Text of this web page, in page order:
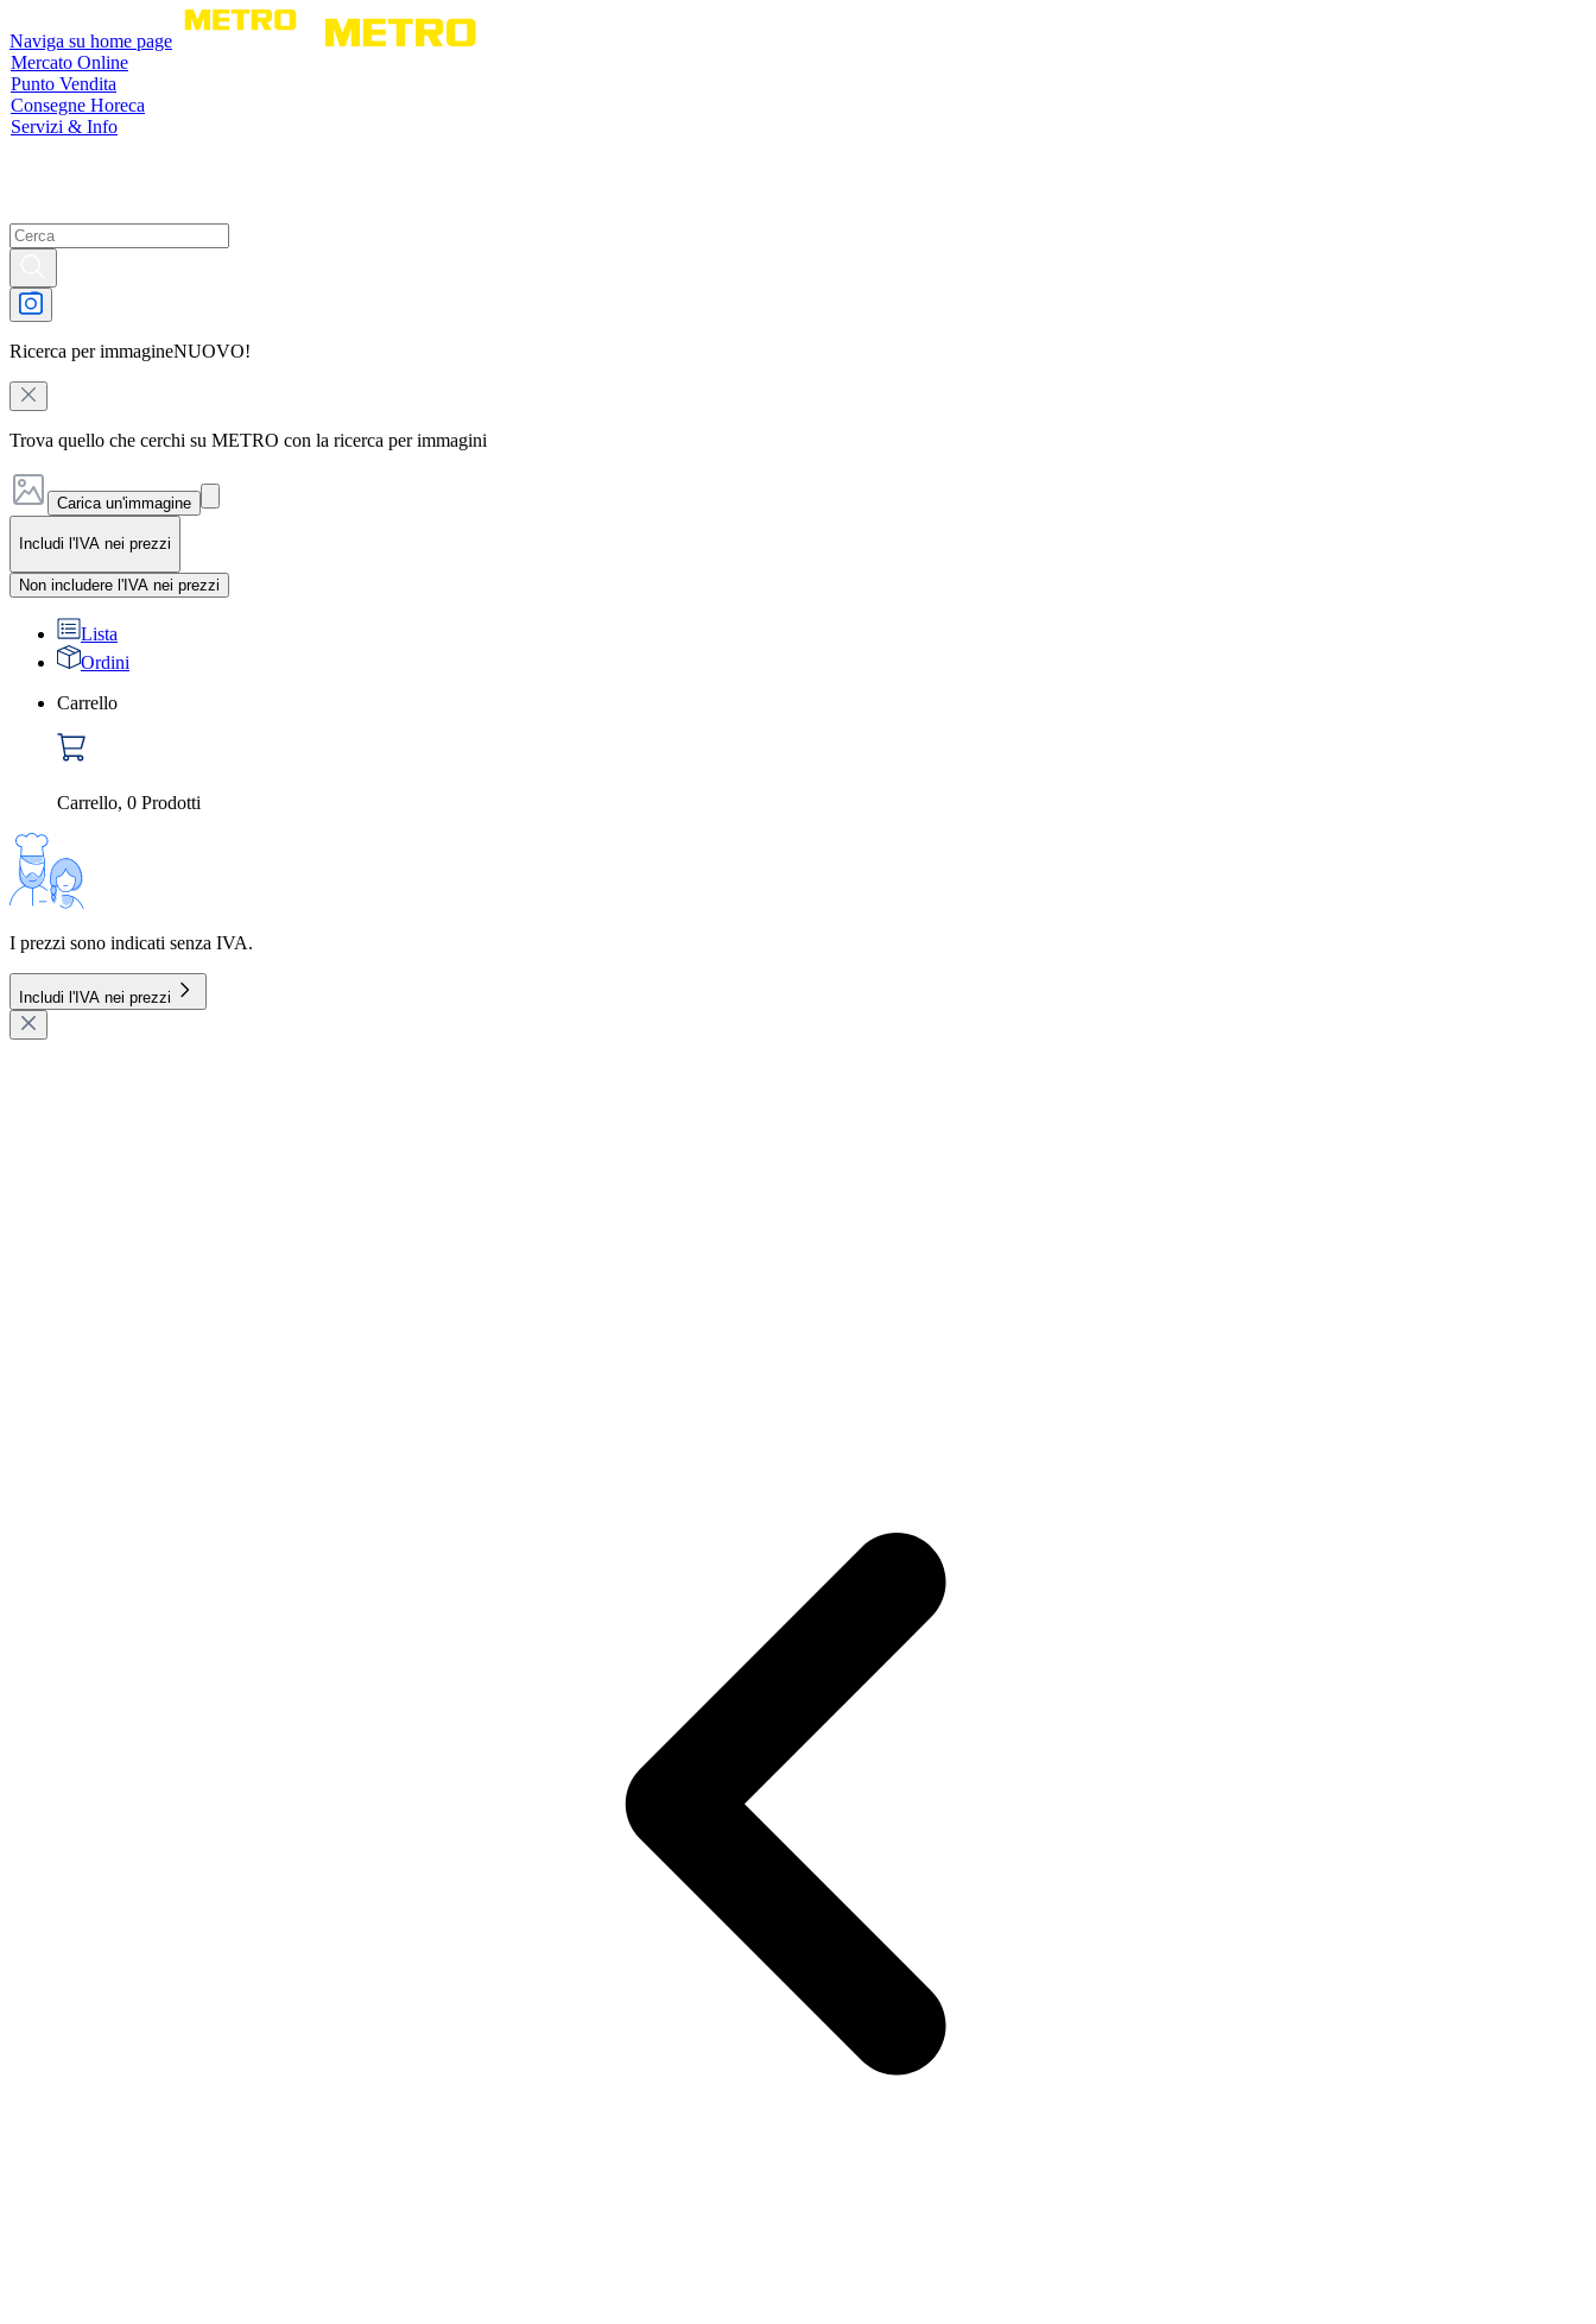
Naviga su home page
Mercato Online
Punto Vendita
Consegne Horeca
Servizi & Info
Ricerca per immagineNUOVO!
Trova quello che cerchi su METRO con la ricerca per immagini
Carica un'immagine
Includi l'IVA nei prezzi
Non includere l'IVA nei prezzi
Lista
Ordini
Carrello
Carrello, 0 Prodotti
I prezzi sono indicati senza IVA.
Includi l'IVA nei prezzi